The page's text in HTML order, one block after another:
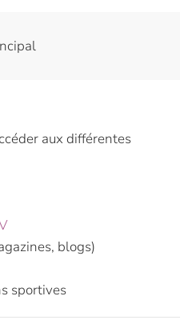
aux différentes
blogs)
sportives